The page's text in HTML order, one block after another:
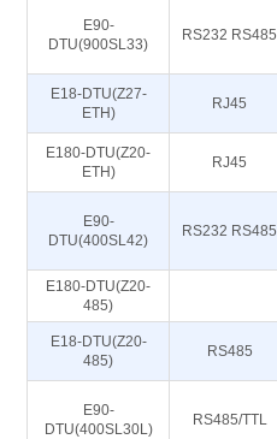
E90-
DTU(900SL33)
RS232 RS485
E18-DTU(Z27-
ETH)
RJ45
E180-DTU(Z20-
ETH)
RJ45
E90-
DTU(400SL42)
RS232 RS485
E180-DTU(Z20-
485)
E18-DTU(Z20-
485)
RS485
E90-
DTU(400SL30L)
RS485/TTL